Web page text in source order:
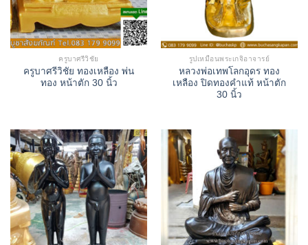
ครูบาศรีวิชัย
ครูบาศรีวิชัย ทองเหลือง พ่น
ทอง หน้าตัก 30 นิ้ว
รูปเหมือนพระเกจิอาจารย์
หลวงพ่อเทพโลกอุดร ทอง
เหลือง ปิดทองคำแท้ หน้าตัก
30 นิ้ว